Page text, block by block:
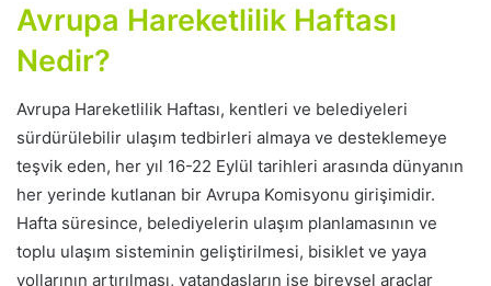
Avrupa Hareketlilik Haftası
Nedir?
Avrupa Hareketlilik Haftası, kentleri ve belediyeleri
sürdürülebilir ulaşım tedbirleri almaya ve desteklemeye
teşvik eden, her yıl 16-22 Eylül tarihleri arasında dünyanın
her yerinde kutlanan bir Avrupa Komisyonu girişimidir.
Hafta süresince, belediyelerin ulaşım planlamasının ve
toplu ulaşım sisteminin geliştirilmesi, bisiklet ve yaya
yollarının artırılması, vatandaşların ise bireysel araçlar